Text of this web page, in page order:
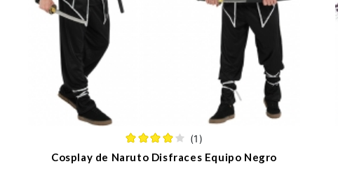
(1)
Cosplay de Naruto Disfraces Equipo Negro